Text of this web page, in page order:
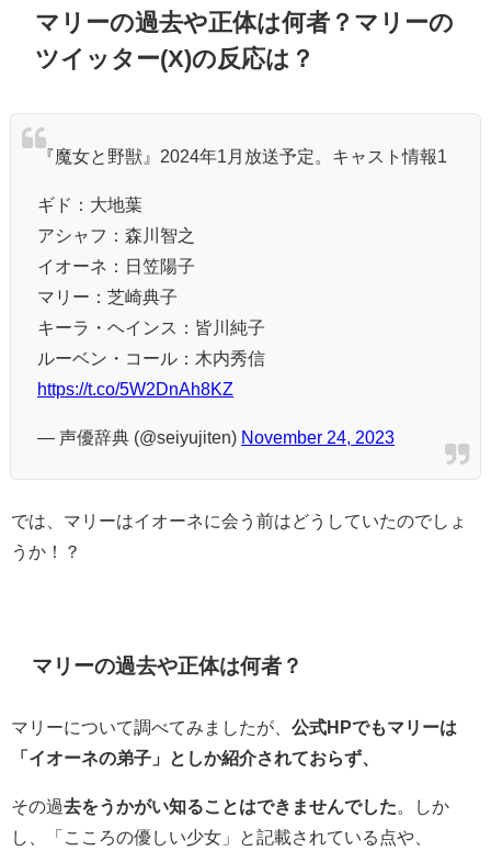
マリーの過去や正体は何者？マリーの
ツイッター(X)の反応は？
『魔女と野獣』2024年1月放送予定。キャスト情報1
ギド：大地葉
アシャフ：森川智之
イオーネ：日笠陽子
マリー：芝崎典子
キーラ・ヘインス：皆川純子
ルーベン・コール：⽊内秀信
https://t.co/5W2DnAh8KZ
— 声優辞典 (@seiyujiten) November 24, 2023
では、マリーはイオーネに会う前はどうしていたのでしょ
うか！？
マリーの過去や正体は何者？
マリーについて調べてみましたが、 公式HPでもマリーは
「イオーネの弟子」としか紹介されておらず、
その過去をうかがい知ることはできませんでした 。しか
し、「こころの優しい少女」と記載されている点や、